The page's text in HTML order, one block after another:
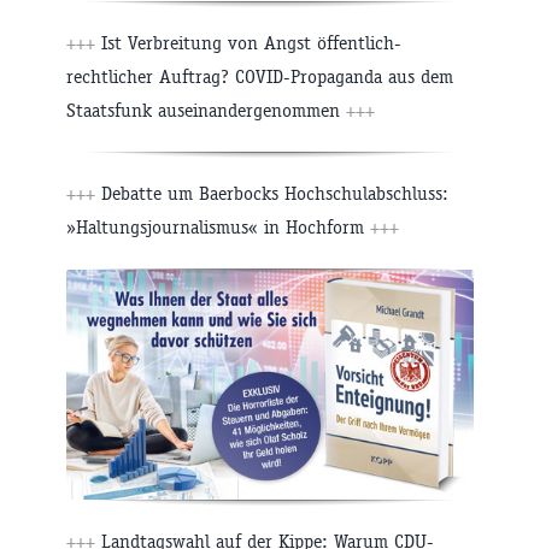
+++ Ist Verbreitung von Angst öffentlich-
rechtlicher Auftrag? COVID-Propaganda aus dem
Staatsfunk auseinandergenommen +++
+++ Debatte um Baerbocks Hochschulabschluss:
»Haltungsjournalismus« in Hochform +++
+++ Landtagswahl auf der Kippe: Warum CDU-